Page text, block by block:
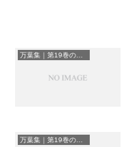
万葉集｜第19巻の和歌一覧
万葉集｜第19巻の和歌一覧